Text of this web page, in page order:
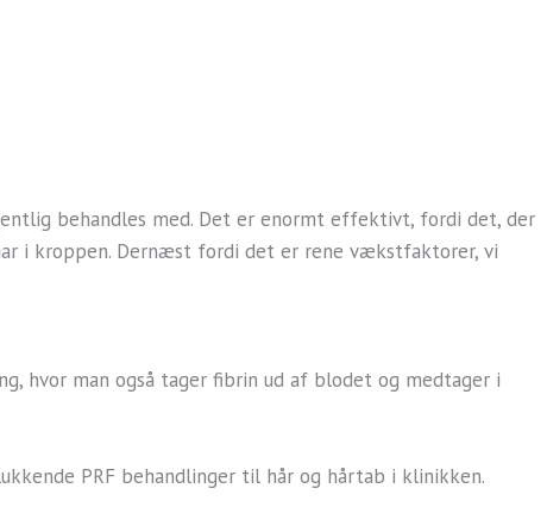
behandles med. Det er enormt effektivt, fordi det, der
i kroppen. Dernæst fordi det er rene vækstfaktorer, vi
hvor man også tager fibrin ud af blodet og medtager i
PRF behandlinger til hår og hårtab i klinikken.